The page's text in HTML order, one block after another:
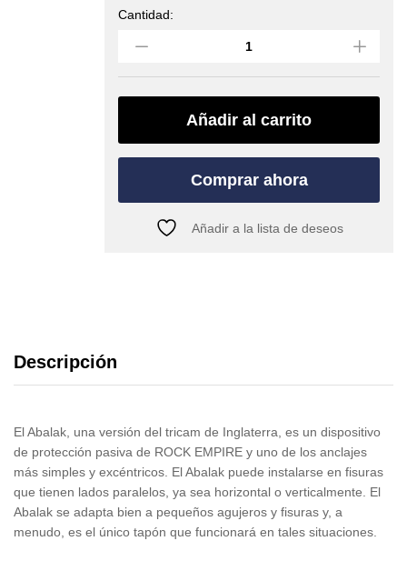
Juego
(ROCK
EMPIRE)
Cantidad:
Añadir al carrito
Comprar ahora
Añadir a la lista de deseos
Descripción
El Abalak, una versión del tricam de Inglaterra, es un dispositivo
de protección pasiva de ROCK EMPIRE y uno de los anclajes
más simples y excéntricos. El Abalak puede instalarse en fisuras
que tienen lados paralelos, ya sea horizontal o verticalmente. El
Abalak se adapta bien a pequeños agujeros y fisuras y, a
menudo, es el único tapón que funcionará en tales situaciones.